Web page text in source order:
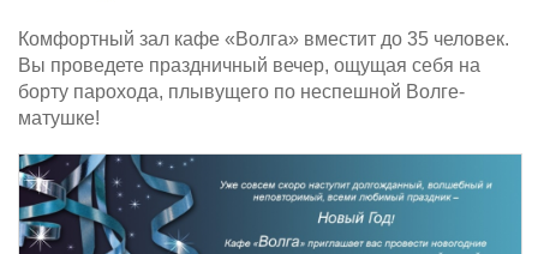
Комфортный зал кафе «Волга» вместит до 35 человек.
Вы проведете праздничный вечер, ощущая себя на
борту парохода, плывущего по неспешной Волге-
матушке!